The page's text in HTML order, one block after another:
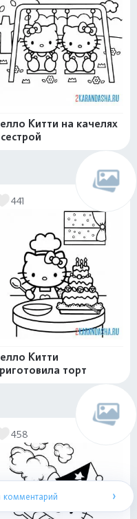
Китти на качелях
441
Китти
торт
458
комментарий ›